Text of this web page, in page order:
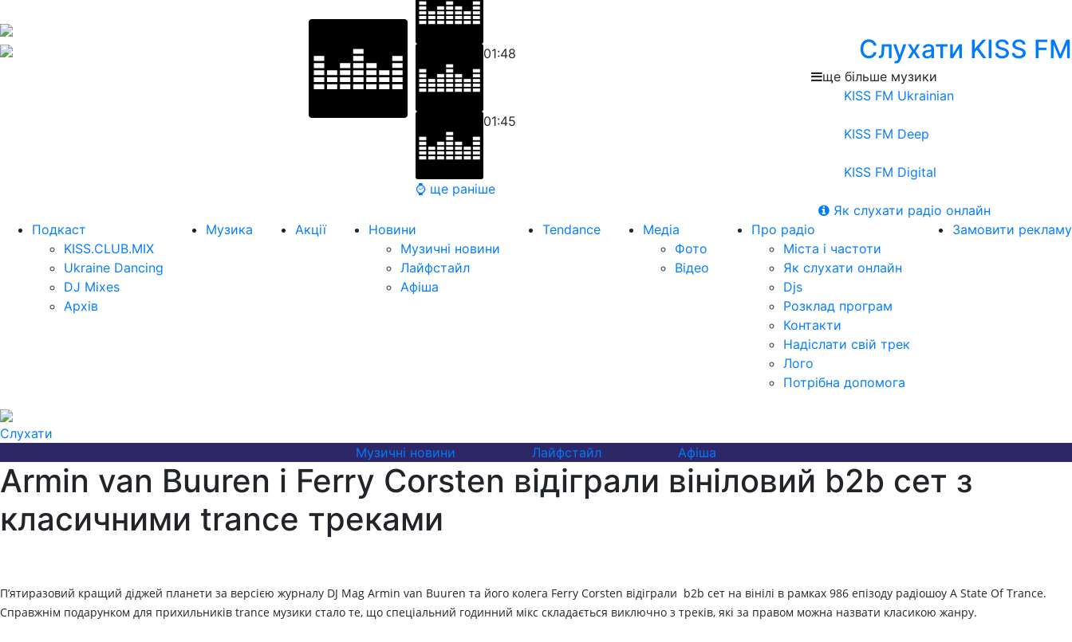
01:48
01:45
⌚ ще раніше
Слухати KISS FM
ще більше музики
KISS FM Ukrainian
KISS FM Deep
KISS FM Digital
Як слухати радіо онлайн
Подкаст
KISS.CLUB.MIX
Ukraine Dancing
DJ Mixes
Архів
Музика Акції
Новини
Музичні новини
Лайфстайл
Афіша
Tendance
Медіа
Фото
Відео
Про радіо
Міста і частоти
Як слухати онлайн
Djs
Розклад програм
Контакти
Надіслати свій трек
Лого
Потрібна допомога
Замовити рекламу
Слухати
Музичні новини
Лайфстайл Афіша
Armin van Buuren і Ferry Corsten відіграли вініловий b2b сет з
класичними trance треками
П’ятиразовий кращий діджей планети за версією журналу DJ Mag Armin van Buuren та його колега Ferry Corsten відіграли b2b сет на вінілі в рамках 986 епізоду радіошоу A State Of Trance.
Справжнім подарунком для прихильників trance музики стало те, що спеціальний годинний мікс складається виключно з треків, які за правом можна назвати класикою жанру.